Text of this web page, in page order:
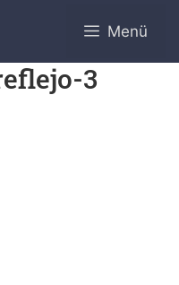
Menü
3